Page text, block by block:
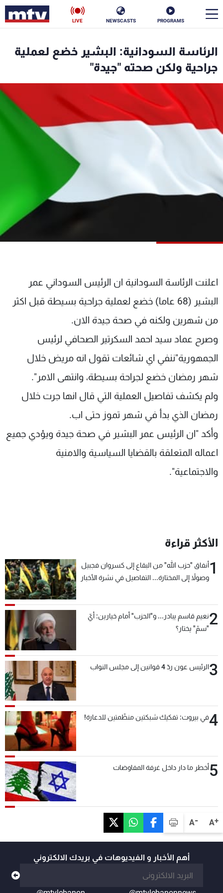
PROGRAMS
NEWSCASTS
LIVE
A+
A-
الرئاسة السودانية: البشير خضع لعملية
جراحية ولكن صحته "جيدة"
اعلنت الرئاسة السودانية ان الرئيس السوداني عمر
البشير (68 عاما) خضع لعملية جراحية بسيطة قبل اكثر
من شهرين ولكنه في صحة جيدة الان.
وصرح عماد سيد احمد السكرتير الصحافي لرئيس
الجمهورية"ننفي اي شائعات تقول انه مريض خلال
شهر رمضان خضع لجراحة بسيطة، وانتهى الامر".
ولم يكشف تفاصيل العملية التي قال انها جرت خلال
رمضان الذي بدأ في شهر تموز حتى اب.
وأكد "ان الرئيس عمر البشير في صحة جيدة ويؤدي جميع
اعماله المتعلقة بالقضايا السياسية والامنية
والاجتماعية".
الأكثر قراءة
1أنفاق "حزب الله" من البقاع إلى كسروان فجبيل
وصولاً إلى المختارة... التفاصيل في نشرة الأخبار
2نعيم قاسم يبادر... و"الحزب" أمام خيارين: أيّ
"سمّ" يختار؟
3الرئيس عون ردّ 4 قوانين إلى مجلس النواب
4في بيروت: تفكيك شبكتين منظّمتين للدعارة!
5أخطر ما دار داخل غرفة المفاوضات
أهم الأخبار و الفيديوهات في بريدك الالكتروني
الأخبار
سياسة
منوعات
عن MTV
لاعلاناتكم
وظائف
تواصل معنا
شروط الإسـتخدام